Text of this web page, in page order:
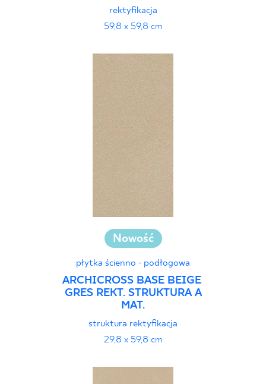
rektyfikacja
59,8 x 59,8 cm
Nowość
płytka ścienno - podłogowa
ARCHICROSS BASE BEIGE
GRES REKT. STRUKTURA A
MAT.
struktura rektyfikacja
29,8 x 59,8 cm